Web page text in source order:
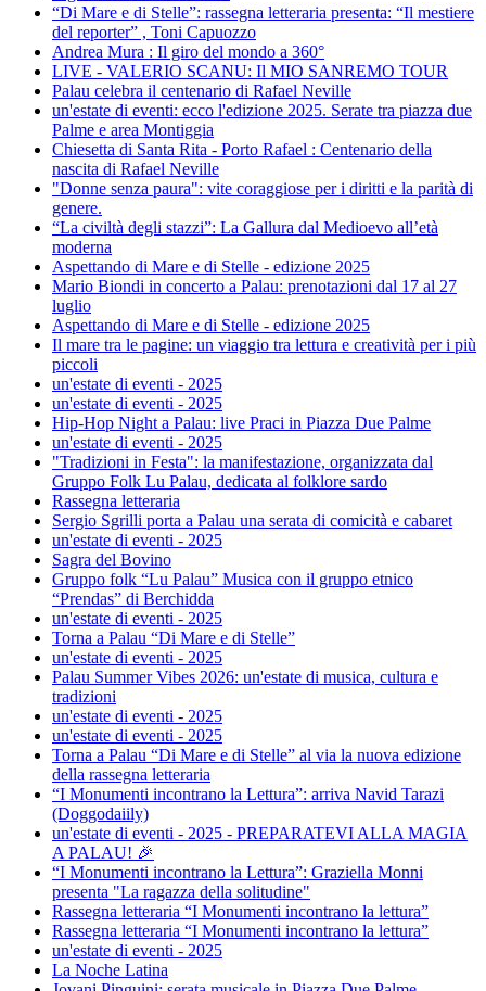
“Di Mare e di Stelle”: rassegna letteraria presenta: “Il mestiere
del reporter” , Toni Capuozzo
Andrea Mura : Il giro del mondo a 360°
LIVE - VALERIO SCANU: Il MIO SANREMO TOUR
Palau celebra il centenario di Rafael Neville
un'estate di eventi: ecco l'edizione 2025. Serate tra piazza due
Palme e area Montiggia
Chiesetta di Santa Rita - Porto Rafael : Centenario della
nascita di Rafael Neville
"Donne senza paura": vite coraggiose per i diritti e la parità di
genere.
“La civiltà degli stazzi”: La Gallura dal Medioevo all’età
moderna
Aspettando di Mare e di Stelle - edizione 2025
Mario Biondi in concerto a Palau: prenotazioni dal 17 al 27
luglio
Aspettando di Mare e di Stelle - edizione 2025
Il mare tra le pagine: un viaggio tra lettura e creatività per i più
piccoli
un'estate di eventi - 2025
un'estate di eventi - 2025
Hip-Hop Night a Palau: live Praci in Piazza Due Palme
un'estate di eventi - 2025
"Tradizioni in Festa": la manifestazione, organizzata dal
Gruppo Folk Lu Palau, dedicata al folklore sardo
Rassegna letteraria
Sergio Sgrilli porta a Palau una serata di comicità e cabaret
un'estate di eventi - 2025
Sagra del Bovino
Gruppo folk “Lu Palau” Musica con il gruppo etnico
“Prendas” di Berchidda
un'estate di eventi - 2025
Torna a Palau “Di Mare e di Stelle”
un'estate di eventi - 2025
Palau Summer Vibes 2026: un'estate di musica, cultura e
tradizioni
un'estate di eventi - 2025
un'estate di eventi - 2025
Torna a Palau “Di Mare e di Stelle” al via la nuova edizione
della rassegna letteraria
“I Monumenti incontrano la Lettura”: arriva Navid Tarazi
(Doggodaiily)
un'estate di eventi - 2025 - PREPARATEVI ALLA MAGIA
A PALAU! 🎉
“I Monumenti incontrano la Lettura”: Graziella Monni
presenta "La ragazza della solitudine"
Rassegna letteraria “I Monumenti incontrano la lettura”
Rassegna letteraria “I Monumenti incontrano la lettura”
un'estate di eventi - 2025
La Noche Latina